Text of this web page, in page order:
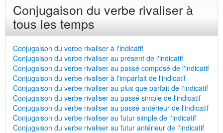
Conjugaison du verbe rivaliser à
tous les temps
Conjugaison du verbe rivaliser à l'indicatif
Conjugaison du verbe rivaliser au présent de l'indicatif
Conjugaison du verbe rivaliser au passé composé de l'indicatif
Conjugaison du verbe rivaliser à l'imparfait de l'indicatif
Conjugaison du verbe rivaliser au plus que parfait de l'indicatif
Conjugaison du verbe rivaliser au passé simple de l'indicatif
Conjugaison du verbe rivaliser au passé antérieur de l'indicatif
Conjugaison du verbe rivaliser au futur simple de l'indicatif
Conjugaison du verbe rivaliser au futur antérieur de l'indicatif